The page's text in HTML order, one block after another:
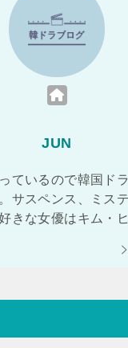
JUN
ているので韓国ド
サスペンス、ミス
きな女優はキム・ヒ